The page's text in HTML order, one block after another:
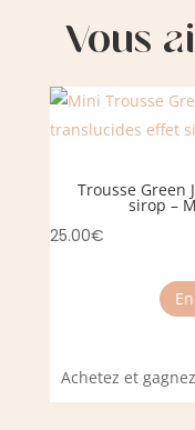
Vous
Trousse Green
sirop –
25.00€
Achetez et